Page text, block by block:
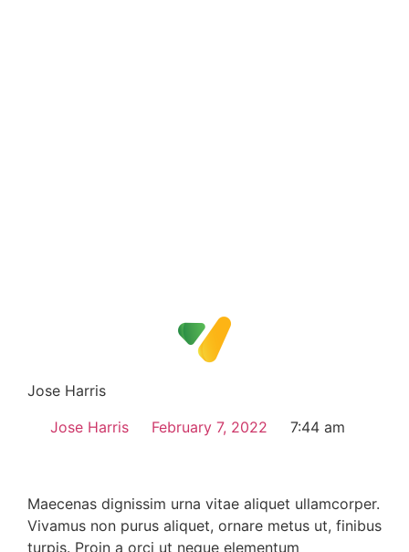
Jose Harris
Jose Harris
February 7, 2022 7:44 am
Maecenas dignissim urna vitae aliquet ullamcorper.
Vivamus non purus aliquet, ornare metus ut, finibus
turpis. Proin a orci ut neque elementum